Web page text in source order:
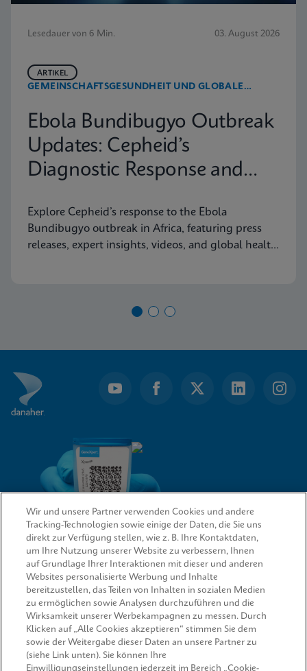
Lesedauer von 6 Min. 03. August 2026
GEMEINSCHAFTSGESUNDHEIT UND GLOBALE
ARTIKEL
Ebola Bundibugyo Outbreak
Updates: Cepheid’s
Diagnostic Response and
Explore Cepheid’s response to the Ebola
Bundibugyo outbreak in Africa, featuring press
releases, expert insights, videos, and global health
QUICK LINKS
RECHTSWESEN
Wir und unsere Partner verwenden Cookies und andere
Tracking-Technologien sowie einige der Daten, die Sie uns
direkt zur Verfügung stellen, wie z. B. Ihre Kontaktdaten,
um Ihre Nutzung unserer Website zu verbessern, Ihnen
auf Grundlage Ihrer Interaktionen mit dieser und anderen
Websites personalisierte Werbung und Inhalte
bereitzustellen, das Teilen von Inhalten in sozialen Medien
zu ermöglichen sowie Analysen durchzuführen und die
Wirksamkeit unserer Werbekampagnen zu messen. Durch
Klicken auf „Alle Cookies akzeptieren“ stimmen Sie dem
sowie der Weitergabe dieser Daten an unsere Partner zu
(siehe Link unten). Sie können Ihre
Einwilligungseinstellungen jederzeit im Bereich „Cookie-